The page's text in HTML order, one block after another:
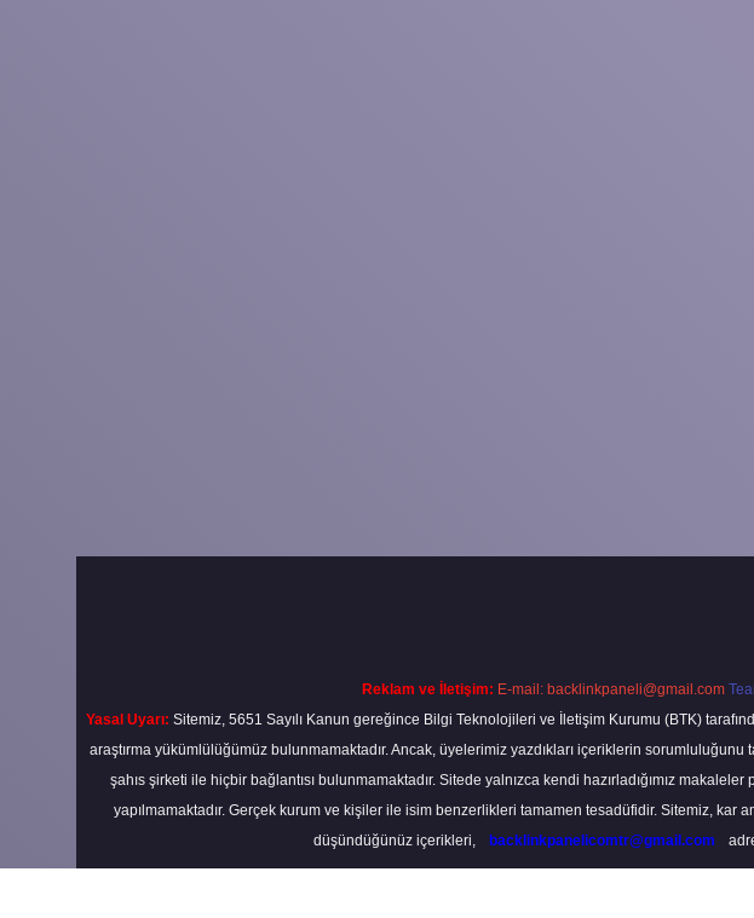
Reklam ve İletişim: E-mail: backlinkpaneli@gmail.com
Yasal Uyarı: Sitemiz, 5651 Sayılı Kanun gereğince Bilgi Teknolojileri ve İletişim Kurumu (BTK)
araştırma yükümlülüğümüz bulunmamaktadır. Ancak, üyelerimiz yazdıkları içeriklerin
şahıs şirketi ile hiçbir bağlantısı bulunmamaktadır. Sitede yalnızca kendi hazırladığımız
yapılmamaktadır. Gerçek kurum ve kişiler ile isim benzerlikleri tamamen tesadüfidir. Sitemiz, kar
düşündüğünüz içerikleri,
backlinkpanelicomtr@gmail.com